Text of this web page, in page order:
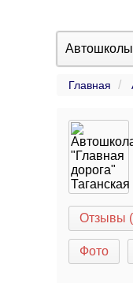
Автошколы
Главная
Отзывы
Фото